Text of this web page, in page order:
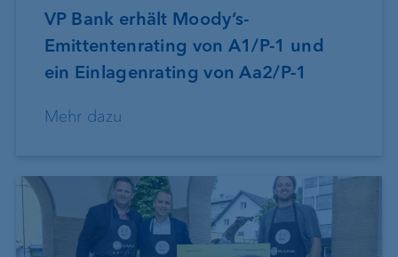
VP Bank erhält Moody’s-
Emittentenrating von A1/P-1 und
ein Einlagenrating von Aa2/P-1
Mehr dazu